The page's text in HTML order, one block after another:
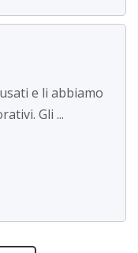
e li abbiamo
Gli ...